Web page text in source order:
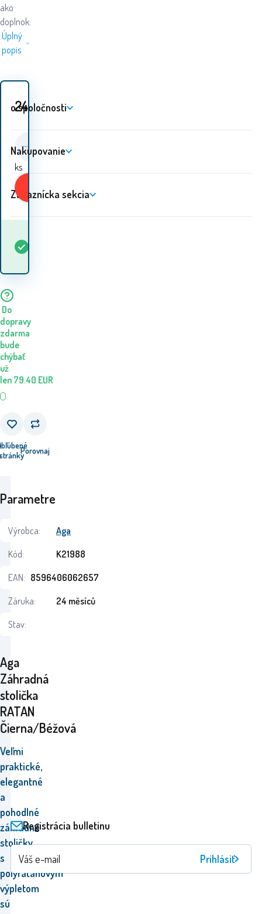
ako
doplnok.
Úplný
popis
24.80EUR
ks
Kúpiť
Do
dopravy
zdarma
bude
chýbať
už
len 79.40 EUR
stránkyPorovnaj
Aga
Záhradná
stolička
RATAN
Čierna/Béžová
Veľmi
praktické,
elegantné
a
pohodlné
záhradné
stoličky
s
polyratanovým
výpletom
sú
Parametre
Výrobca:
Aga
Kód:
K21988
EAN: 8596406062657
Záruka:
24 měsíců
Stav:
o spoločnosti
Nakupovanie
Zákaznícka sekcia
Registrácia bulletinu
Prihlásiť